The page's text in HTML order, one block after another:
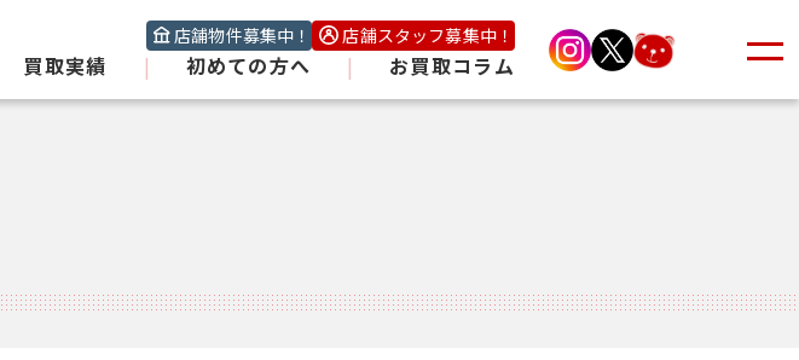
店舗物件募集中！ 店舗スタッフ募集中！
買取実績 | 初めての方へ | お買取コラム